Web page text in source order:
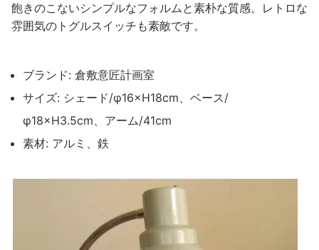
飽きのこないシンプルなフォルムと素朴な質感。レトロな
雰囲気のトグルスイッチも素敵です。
ブランド: 倉敷意匠計画室
サイズ: シェード/φ16×H18cm、ベース/
φ18×H3.5cm、アーム/41cm
素材: アルミ、鉄